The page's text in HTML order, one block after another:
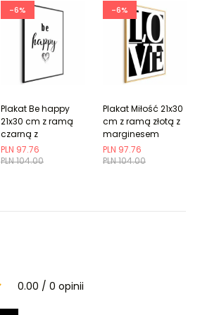
-6%
PLN 104.00
PLN 97.76
Plakat Be happy
21x30 cm z ramą
czarną z
marginesem
-6%
PLN 104.00
PLN 97.76
Plakat Miłość 21x30
cm z ramą złotą z
marginesem
0.00 0 opinii